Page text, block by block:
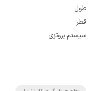
طول
قطر
سیستم پروتزی